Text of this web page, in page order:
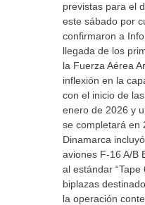
previstas para el
este sábado por
confirmaron a
llegada de los
la Fuerza Aérea
inflexión en la
con el inicio de
enero de 2026 y
se completará en
Dinamarca
aviones F-16 A/B
al estándar “Tape
biplazas
la operación